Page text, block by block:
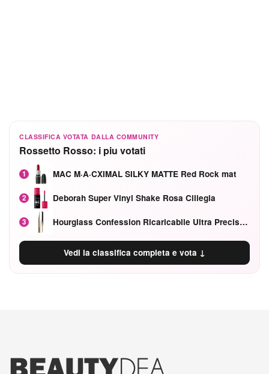
CLASSIFICA VOTATA DALLA COMMUNITY
Rossetto Rosso: i piu votati
1 MAC M·A·CXIMAL SILKY MATTE Red Rock mat
2 Deborah Super Vinyl Shake Rosa Ciliegia
3 Hourglass Confession Ricaricabile Ultra Preciso Ad Alta Intensità Secretly Classic Red
Vedi la classifica completa e vota ↓